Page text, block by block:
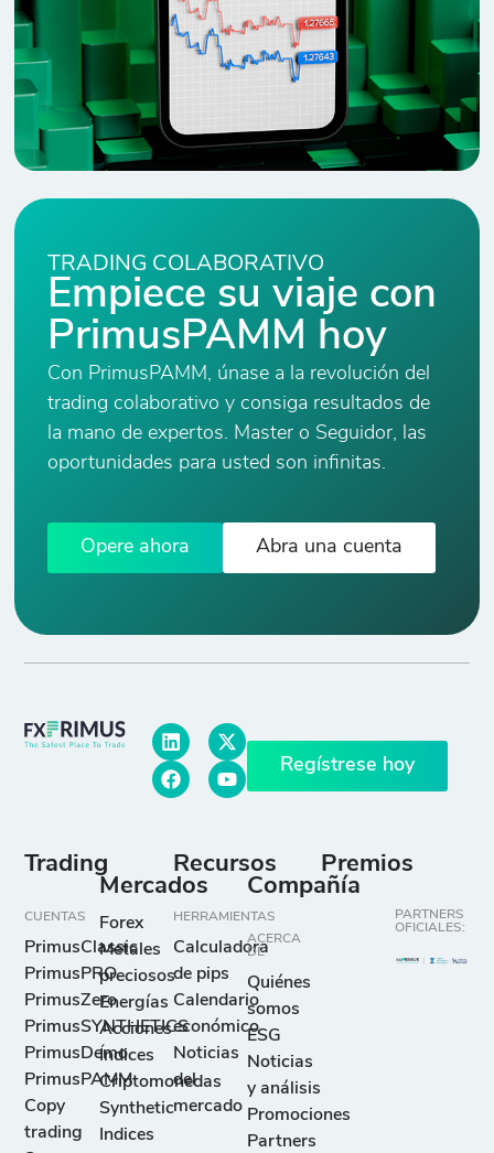
TRADING COLABORATIVO
Empiece su viaje con
PrimusPAMM hoy
Con PrimusPAMM, únase a la revolución del
trading colaborativo y consiga resultados de
la mano de expertos. Master o Seguidor, las
oportunidades para usted son infinitas.
Opere ahora Abra una cuenta
Regístrese hoy
Trading
CUENTAS
PrimusClassic
PrimusPRO
PrimusZero
PrimusSYNTHETICS
PrimusDemo
PrimusPAMM
Copy
trading
Mercados
Forex
Metales
preciosos
Energías
Acciones
Índices
Criptomonedas
Synthetic
Indices
Recursos
HERRAMIENTAS
Calculadora
de pips
Calendario
económico
Noticias
del
mercado
Compañía
ACERCA
DE
Quiénes
somos
ESG
Noticias
y análisis
Promociones
Partners
Premios
PARTNERS
OFICIALES: